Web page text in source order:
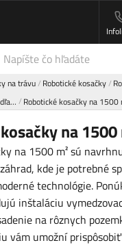
na trávu Robotické kosačky
Robotické kosačky na 1500
na 1500
na 1500 m² sú
kde je potrebné
technológie.
inštaláciu
na rôznych
vám umožní